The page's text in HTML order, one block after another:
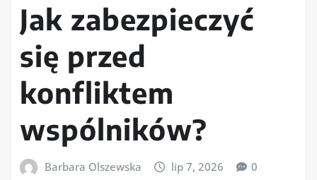
Jak zabezpieczyć
się przed
konfliktem
wspólników?
Barbara Olszewska lip 7, 2026 0